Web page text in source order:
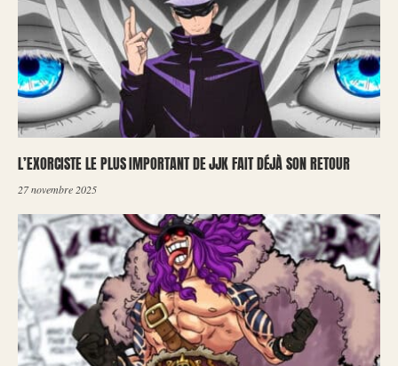
L’EXORCISTE LE PLUS IMPORTANT DE JJK FAIT DÉJÀ SON RETOUR
27 novembre 2025